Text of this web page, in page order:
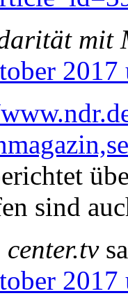
mit
sind